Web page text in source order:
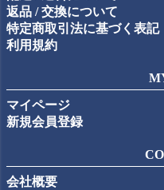
返品 / 交換について
特定商取引法に基づく表記
利用規約
マイページ
新規会員登録
会社概要